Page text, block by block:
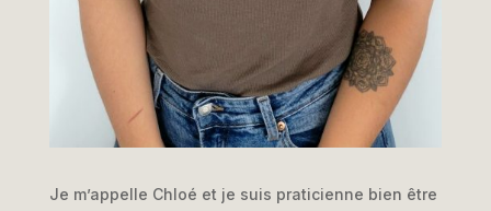
Je m’appelle Chloé et je suis praticienne bien être